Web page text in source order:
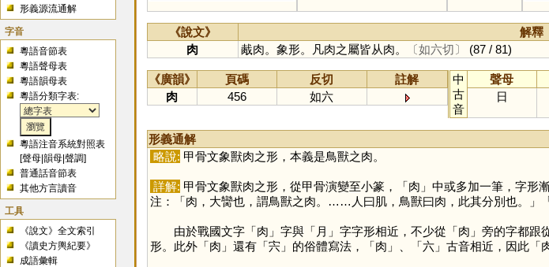
形義源流通解
字音
粵語音節表
粵語聲母表
粵語韻母表
粵語分類字表:
粵語注音系統對照表
[聲母 |韻母 |聲調]
普通話音節表
其他方言讀音
工具
《說文》全文索引
《讀史方輿紀要》
成語彙輯
《說文》 解釋
肉
胾肉。象形。凡肉之屬皆从肉。 〔如六切〕 (87 / 81)
《廣韻》 頁碼 反切
註解
肉
456 如六
中
古
音
聲母
日
形義通解
略說: 甲骨文象獸肉之形，本義是鳥獸之肉。
詳解: 甲骨文象獸肉之形，從甲骨演變至小篆，「肉 」中或多加一筆，字形
注：「肉，大臠也，謂鳥獸之肉。……人曰肌，鳥獸曰肉，此其分別也。」
由於戰國文字「肉 」字與「月 」字字形相近，不少從「肉 」旁的字都跟
形。此外「肉 」還有「宍」的俗體寫法，「肉 」、「六」古音相近，因此「